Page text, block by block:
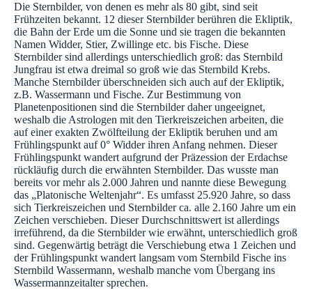
Die Sternbilder, von denen es mehr als 80 gibt, sind seit
Frühzeiten bekannt. 12 dieser Sternbilder berühren die Ekliptik,
die Bahn der Erde um die Sonne und sie tragen die bekannten
Namen Widder, Stier, Zwillinge etc. bis Fische. Diese
Sternbilder sind allerdings unterschiedlich groß: das Sternbild
Jungfrau ist etwa dreimal so groß wie das Sternbild Krebs.
Manche Sternbilder überschneiden sich auch auf der Ekliptik,
z.B. Wassermann und Fische. Zur Bestimmung von
Planetenpositionen sind die Sternbilder daher ungeeignet,
weshalb die Astrologen mit den Tierkreiszeichen arbeiten, die
auf einer exakten Zwölfteilung der Ekliptik beruhen und am
Frühlingspunkt auf 0° Widder ihren Anfang nehmen. Dieser
Frühlingspunkt wandert aufgrund der Präzession der Erdachse
rückläufig durch die erwähnten Sternbilder. Das wusste man
bereits vor mehr als 2.000 Jahren und nannte diese Bewegung
das „Platonische Weltenjahr“. Es umfasst 25.920 Jahre, so dass
sich Tierkreiszeichen und Sternbilder ca. alle 2.160 Jahre um ein
Zeichen verschieben. Dieser Durchschnittswert ist allerdings
irreführend, da die Sternbilder wie erwähnt, unterschiedlich groß
sind. Gegenwärtig beträgt die Verschiebung etwa 1 Zeichen und
der Frühlingspunkt wandert langsam vom Sternbild Fische ins
Sternbild Wassermann, weshalb manche vom Übergang ins
Wassermannzeitalter sprechen.